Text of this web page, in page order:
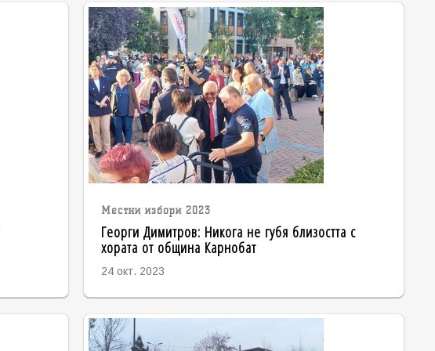
Местни избори 2023
Георги Димитров: Никога не губя близостта с
хората от община Карнобат
24 окт. 2023